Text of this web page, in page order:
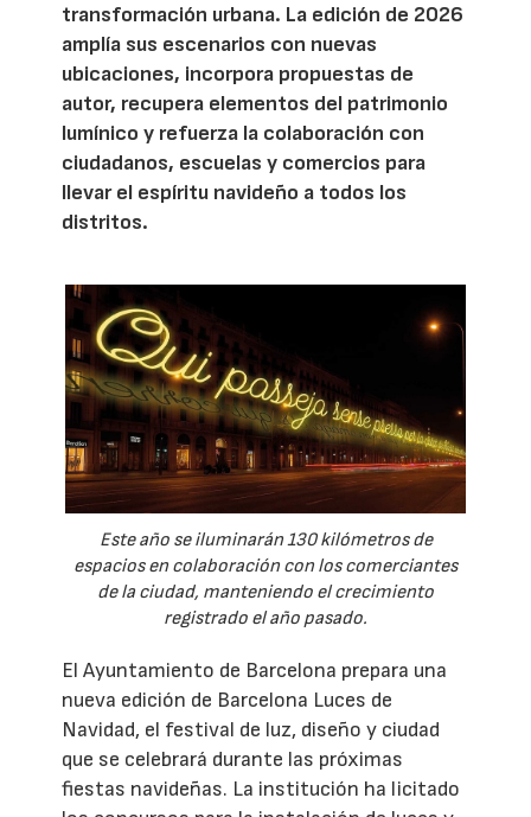
transformación urbana. La edición de 2026
amplía sus escenarios con nuevas
ubicaciones, incorpora propuestas de
autor, recupera elementos del patrimonio
lumínico y refuerza la colaboración con
ciudadanos, escuelas y comercios para
llevar el espíritu navideño a todos los
distritos.
Este año se iluminarán 130 kilómetros de
espacios en colaboración con los comerciantes
de la ciudad, manteniendo el crecimiento
registrado el año pasado.
El Ayuntamiento de Barcelona prepara una
nueva edición de Barcelona Luces de
Navidad, el festival de luz, diseño y ciudad
que se celebrará durante las próximas
fiestas navideñas. La institución ha licitado